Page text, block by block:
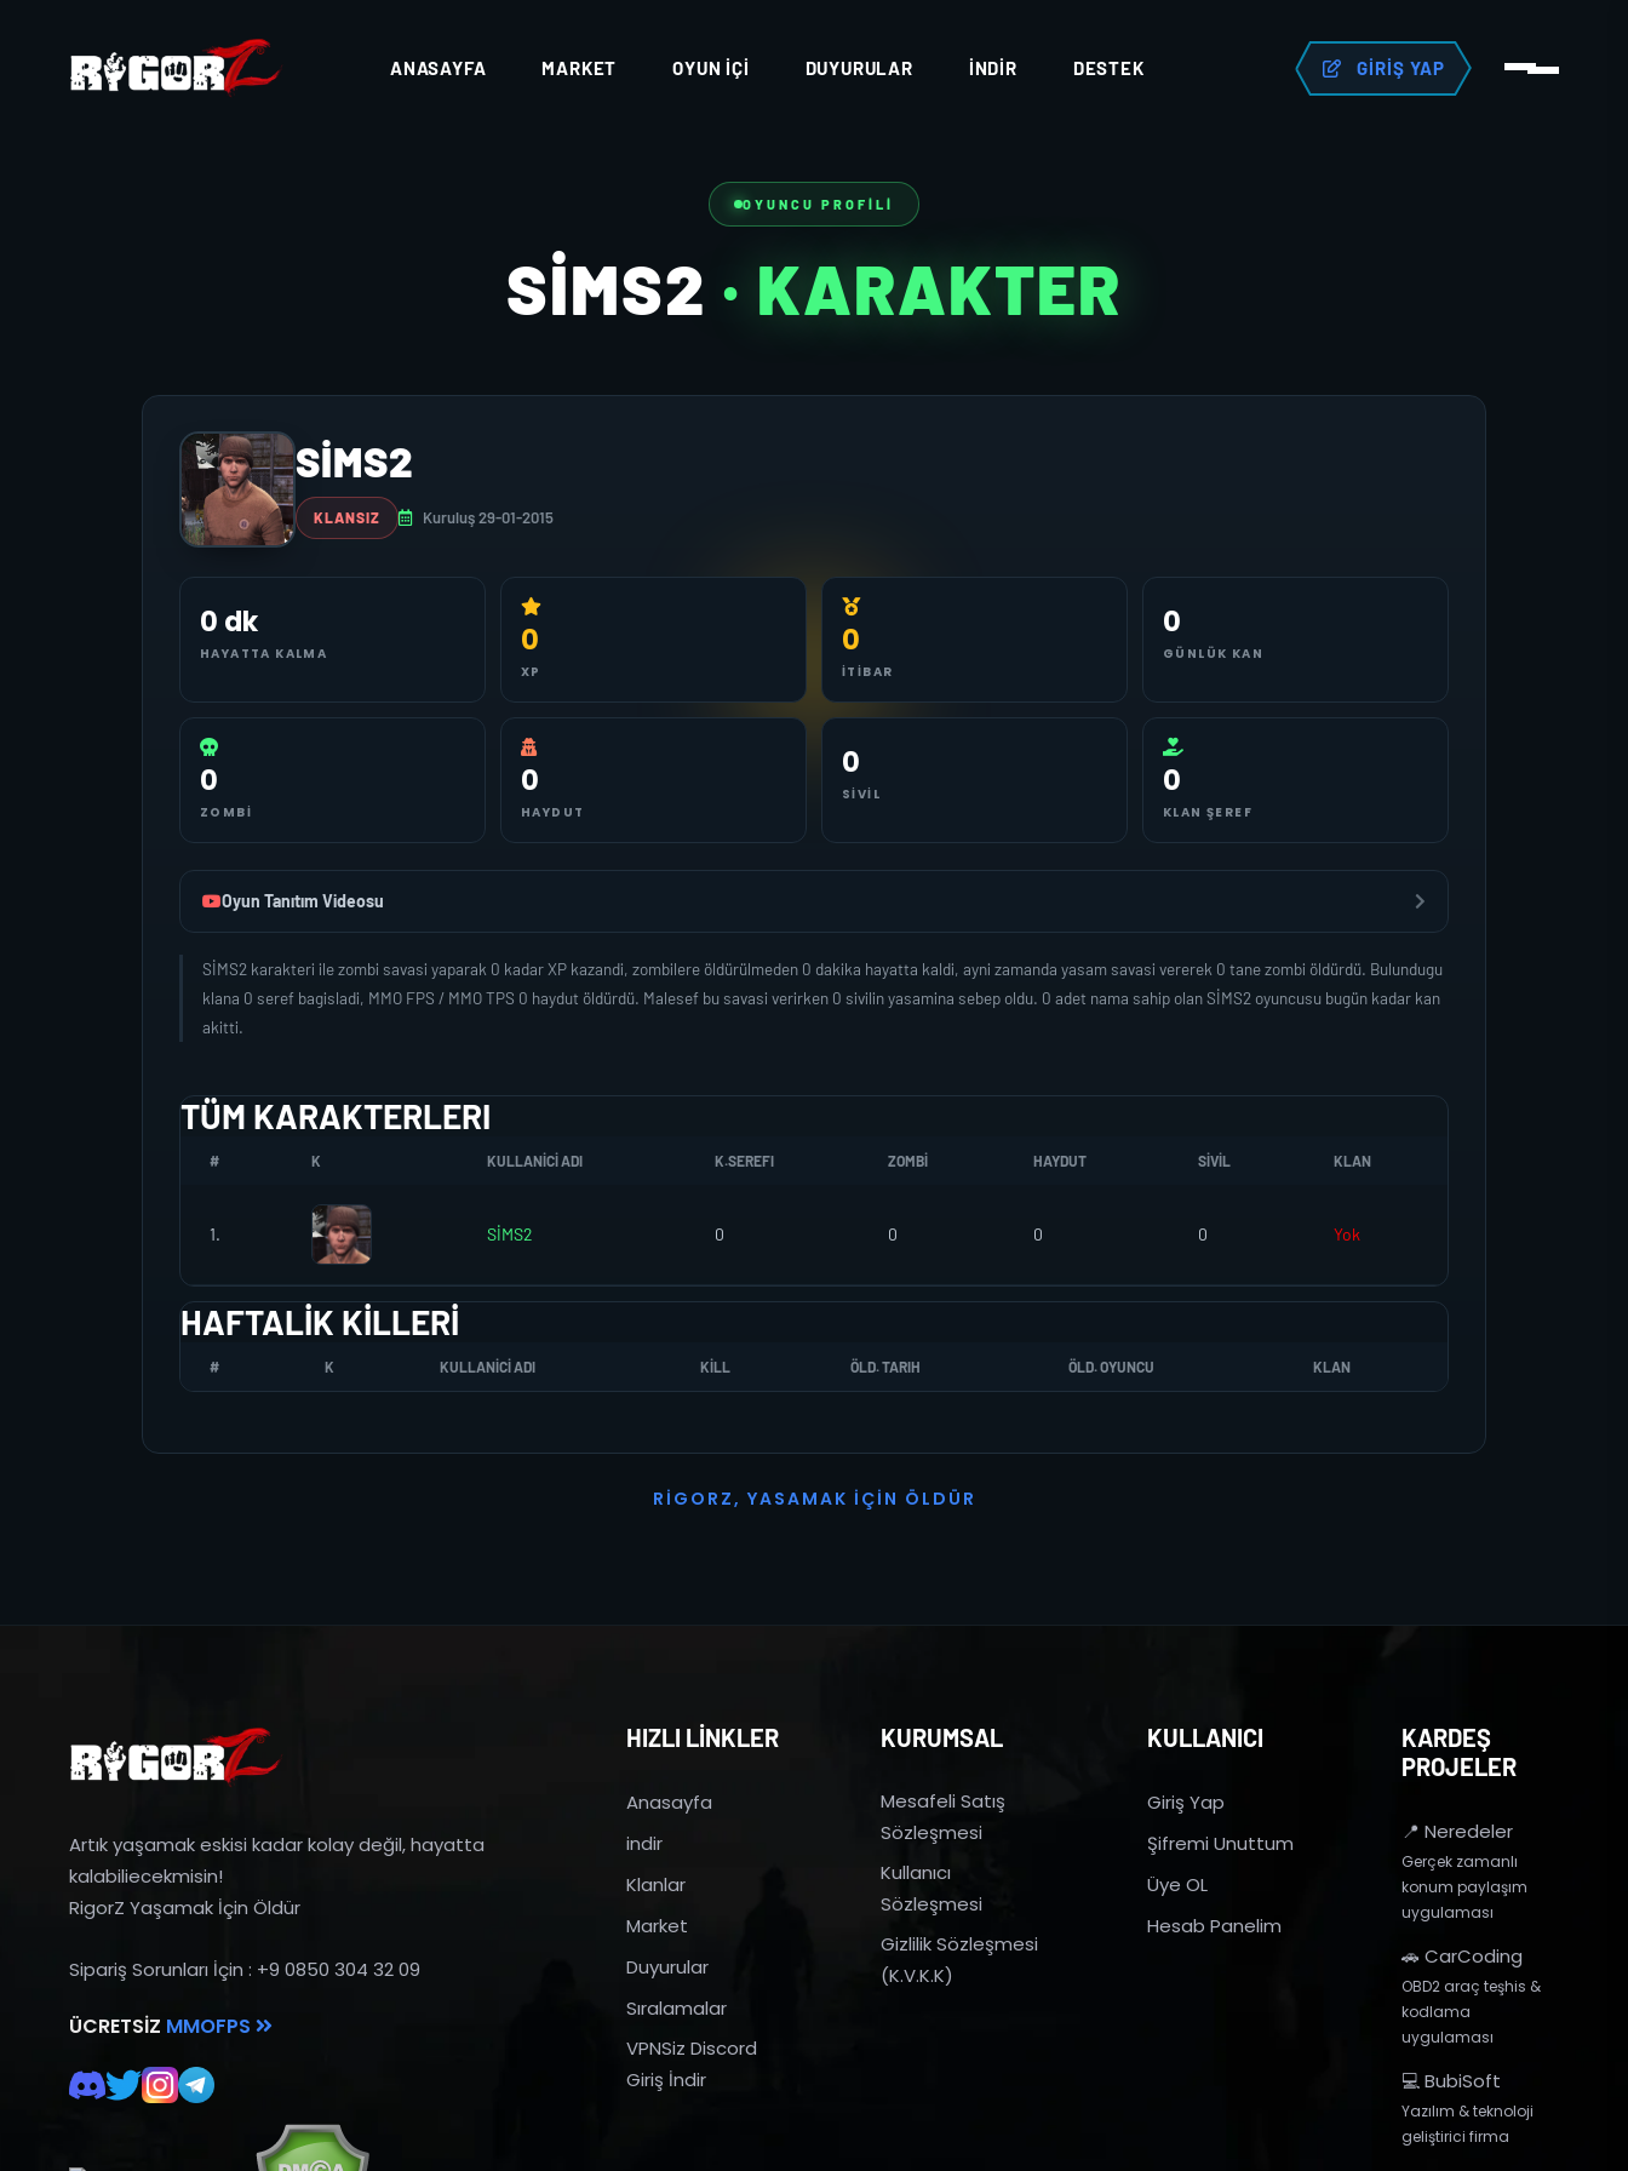
ANASAYFA MARKET OYUN İÇI DUYURULAR İNDIR DESTEK GIRIŞ YAP
OYUNCU PROFILI
SİMS2 · KARAKTER
SİMS2
KLANSIZ Kuruluş 29-01-2015
0 dk
HAYATTA KALMA 0
XP
0
İTIBAR
0
GÜNLÜK KAN
0
ZOMBI
0
HAYDUT
0
SIVIL 0
KLAN ŞEREF
Oyun Tanıtım Videosu
SİMS2 karakteri ile zombi savasi yaparak 0 kadar XP kazandi, zombilere öldürülmeden 0 dakika hayatta kaldi, ayni zamanda yasam savasi vererek 0 tane zombi öldürdü. Bulundugu
klana 0 seref bagisladi, MMO FPS / MMO TPS 0 haydut öldürdü. Malesef bu savasi verirken 0 sivilin yasamina sebep oldu. 0 adet nama sahip olan SİMS2 oyuncusu bugün kadar kan
akitti.
TÜM KARAKTERLERI
# K KULLANICI ADI K.SEREFI ZOMBI HAYDUT SIVIL KLAN
1. SİMS2 0 0 0 0 Yok
HAFTALIK KILLERI
# K KULLANICI ADI KILL ÖLD. TARIH ÖLD. OYUNCU KLAN
R I G O R Z, YASAMAK İ ÇI N Ö L D Ü R
Artık yaşamak eskisi kadar kolay değil, hayatta
kalabiliecekmisin!
RigorZ Yaşamak İçin Öldür
Sipariş Sorunları İçin : +9 0850 304 32 09
ÜCRETSIZ MMOFPS
HIZLI LİNKLER
Anasayfa
indir
Klanlar
Market
Duyurular
Sıralamalar
VPNSiz Discord
Giriş İndir
KURUMSAL
Mesafeli Satış
Sözleşmesi
Kullanıcı
Sözleşmesi
Gizlilik Sözleşmesi
(K.V.K.K)
KULLANICI
Giriş Yap
Şifremi Unuttum
Üye OL
Hesab Panelim
KARDEŞ
PROJELER
📍 Neredeler
Gerçek zamanlı
konum paylaşım
uygulaması
🚗 CarCoding
OBD2 araç teşhis &
kodlama
uygulaması
💻 BubiSoft
Yazılım & teknoloji
geliştirici firma